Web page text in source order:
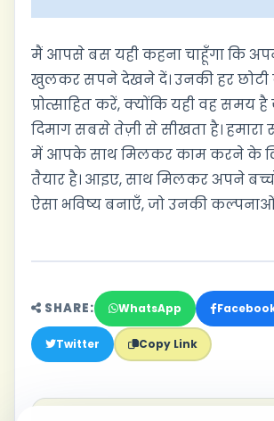
मैं आपसे बस यही कहना चाहूँगा कि
खुलकर सपने देखने दें। उनकी हर छोटी
प्रोत्साहित करें, क्योंकि यही वह समय
दिमाग सबसे तेज़ी से सीखता है। हमारा
में आपके साथ मिलकर काम करने के
तैयार है। आइए, साथ मिलकर अपने
ऐसा भविष्य बनाएँ, जो उनकी कल्पनाओं
SHARE: WhatsApp
Twitter Copy Link